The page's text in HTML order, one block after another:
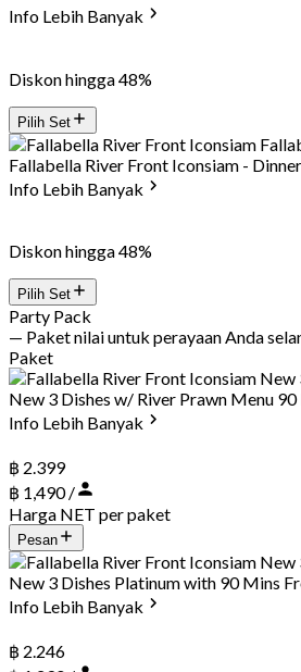
Info Lebih Banyak
Diskon hingga 48%
Pilih Set
Fallabella River Front Iconsiam -
Info Lebih Banyak
Diskon hingga 48%
Pilih Set
Party Pack
— Paket nilai untuk perayaan Anda
Paket
New 3 Dishes w/ River Prawn Menu
Info Lebih Banyak
฿ 2.399
฿ 1,490 /
Harga NET per paket
Pesan
New 3 Dishes Platinum with 90 Mins
Info Lebih Banyak
฿ 2.246